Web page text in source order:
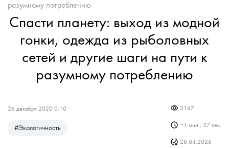
разумному потреблению
Спасти планету: выход из модной
гонки, одежда из рыболовных
сетей и другие шаги на пути к
разумному потреблению
26 декабря 2020 0:10
#Экологичность
3167
~1 мин., 37 сек.
28.04.2026